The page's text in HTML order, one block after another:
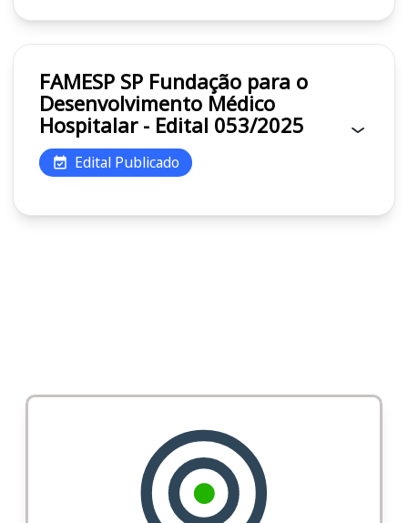
FAMESP SP Fundação para o
Desenvolvimento Médico
Hospitalar - Edital 053/2025
Edital Publicado